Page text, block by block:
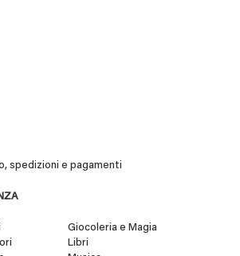
spedizioni e pagamenti
Giocoleria e Magia
Libri